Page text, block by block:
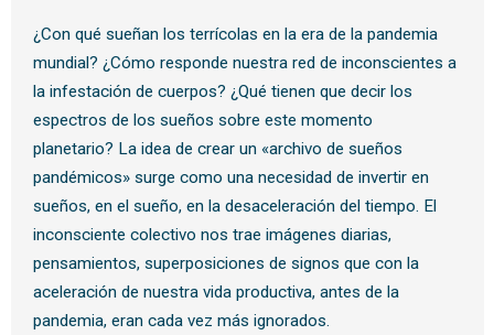
¿Con qué sueñan los terrícolas en la era de la pandemia
mundial? ¿Cómo responde nuestra red de inconscientes a
la infestación de cuerpos? ¿Qué tienen que decir los
espectros de los sueños sobre este momento
planetario? La idea de crear un «archivo de sueños
pandémicos» surge como una necesidad de invertir en
sueños, en el sueño, en la desaceleración del tiempo. El
inconsciente colectivo nos trae imágenes diarias,
pensamientos, superposiciones de signos que con la
aceleración de nuestra vida productiva, antes de la
pandemia, eran cada vez más ignorados.